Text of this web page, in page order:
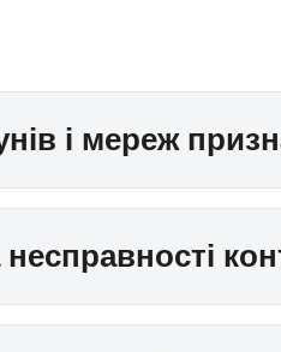
і мереж
несправності